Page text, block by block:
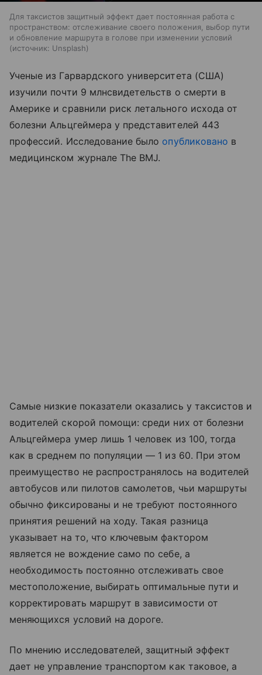
Для таксистов защитный эффект дает постоянная работа с
пространством: отслеживание своего положения, выбор пути
и обновление маршрута в голове при изменении условий
источник: Unsplash
Ученые из Гарвардского университета (США)
изучили почти 9 млнсвидетельств о смерти в
Америке и сравнили риск летального исхода от
болезни Альцгеймера у представителей 443
профессий. Исследование было опубликовано в
медицинском журнале The BMJ.
Самые низкие показатели оказались у таксистов и
водителей скорой помощи: среди них от болезни
Альцгеймера умер лишь 1 человек из 100, тогда
как в среднем по популяции — 1 из 60. При этом
преимущество не распространялось на водителей
автобусов или пилотов самолетов, чьи маршруты
обычно фиксированы и не требуют постоянного
принятия решений на ходу. Такая разница
указывает на то, что ключевым фактором
является не вождение само по себе, а
необходимость постоянно отслеживать свое
местоположение, выбирать оптимальные пути и
корректировать маршрут в зависимости от
меняющихся условий на дороге.
По мнению исследователей, защитный эффект
дает не управление транспортом как таковое, а